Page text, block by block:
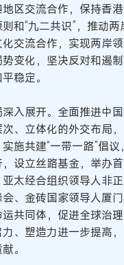
区交流合作，保持香港
和“九二共识”，推动两
交流合作，实现两岸领
变化，坚决反对和遏制
稳定。
入展开。全面推进中
、立体化的外交布局
施共建“一带一路”倡
设立丝路基金，举办
太经合组织领导人非
、金砖国家领导人厦门
共同体，促进全球治
、塑造力进一步提高
。